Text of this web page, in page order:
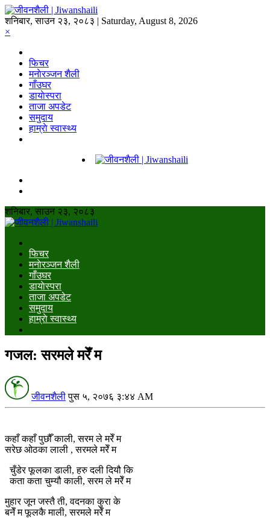
शनिबार, साउन २३, २०८३ | Saturday, August 8, 2026
×
फिचर
मनाेरञ्जन शैली
गाँउघर
डायाेस्परा
ताजा अपडेट
समुदाय
हाम्राे स्वास्थ्य
शनिबार, साउन २३, २०८३
फिचर
मनाेरञ्जन शैली
गाँउघर
डायाेस्परा
ताजा अपडेट
समुदाय
हाम्राे स्वास्थ्य
गजल: सरमले मरेँ म
जीवनशैली पुस ५, २०७६ ३:४४ AM
कहाँ कहाँ पुछौँ काली, सरम ले मरेँ म
सरेछ ओठका लाली , सरमले मरेँ म
चुँडेर फूलका डाली, हरु दली दियौ कि
कता कता चुम्यौ काली, सरम ले मरेँ म
मुहार जून जस्तै ती, वदनका कुरा के
बनेँ म फूलकै माली, सरमले मरेँ म